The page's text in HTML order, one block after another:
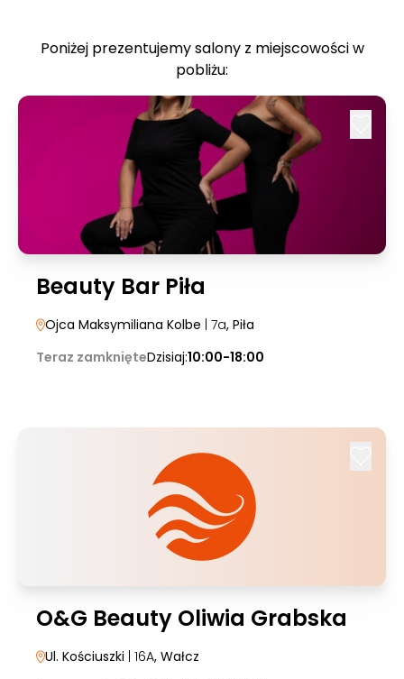
Poniżej prezentujemy salony z miejscowości w
pobliżu:
Beauty Bar Piła
Ojca Maksymiliana Kolbe | 7a, Piła
Teraz zamknięteDzisiaj:10:00-18:00
O&G Beauty Oliwia Grabska
Ul. Kościuszki | 16A, Wałcz